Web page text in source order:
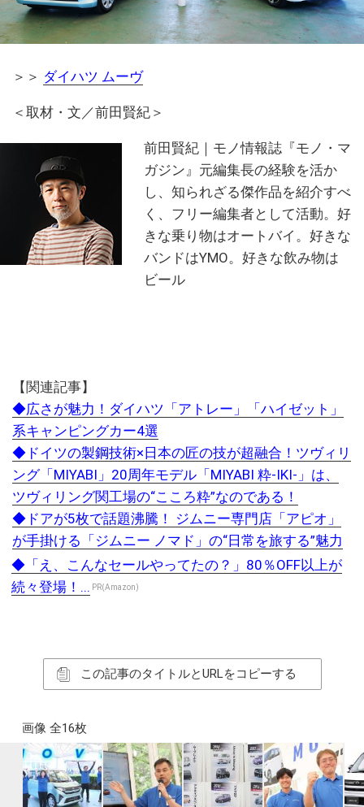
＞＞ ダイハツ ムーヴ
＜取材・文／前田賢紀＞
前田賢紀｜モノ情報誌『モノ・マ
ガジン』元編集長の経験を活か
し、知られざる傑作品を紹介すべ
く、フリー編集者として活動。好
きな乗り物はオートバイ。好きな
バンドはYMO。好きな飲み物は
ビール
【関連記事】
◆広さが魅力！ダイハツ「アトレー」「ハイゼット」
系キャンピングカー4選
◆ドイツの製鋼技術×日本の匠の技が超融合！ツヴィリ
ング「MIYABI」20周年モデル「MIYABI 粋-IKI-」は、
ツヴィリング関工場の“こころ粋”なのである！
◆ドアが5枚で話題沸騰！ ジムニー専門店「アピオ」
が手掛ける「ジムニー ノマド」の“日常を旅する”魅力
◆「え、こんなセールやってたの？」80％OFF以上が
続々登場！... PR(Amazon)
この記事のタイトルとURLをコピーする
画像 全16枚